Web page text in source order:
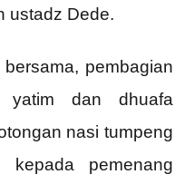
ustadz Dede.
pembagian
yatim dan dhuafa
nasi tumpeng
kepada pemenang